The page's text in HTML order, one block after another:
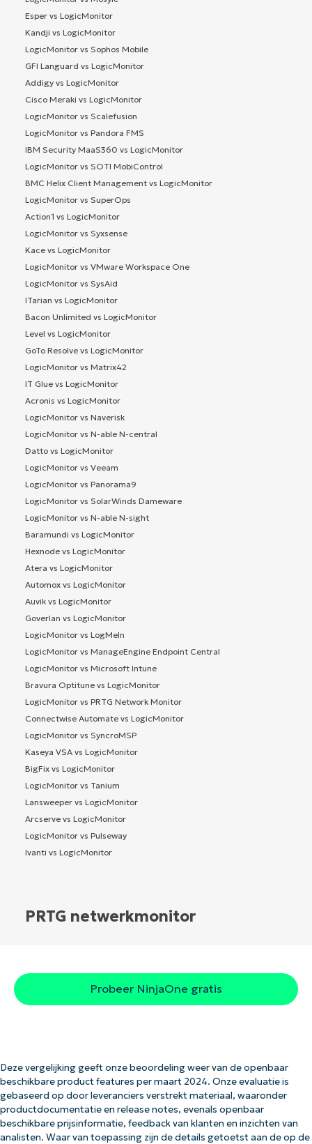
Esper vs LogicMonitor
Kandji vs LogicMonitor
LogicMonitor vs Sophos Mobile
GFI Languard vs LogicMonitor
Addigy vs LogicMonitor
Cisco Meraki vs LogicMonitor
LogicMonitor vs Scalefusion
LogicMonitor vs Pandora FMS
IBM Security MaaS360 vs LogicMonitor
LogicMonitor vs SOTI MobiControl
BMC Helix Client Management vs LogicMonitor
LogicMonitor vs SuperOps
Action1 vs LogicMonitor
LogicMonitor vs Syxsense
Kace vs LogicMonitor
LogicMonitor vs VMware Workspace One
LogicMonitor vs SysAid
ITarian vs LogicMonitor
Bacon Unlimited vs LogicMonitor
Level vs LogicMonitor
GoTo Resolve vs LogicMonitor
LogicMonitor vs Matrix42
IT Glue vs LogicMonitor
Acronis vs LogicMonitor
LogicMonitor vs Naverisk
LogicMonitor vs N-able N-central
Datto vs LogicMonitor
LogicMonitor vs Veeam
LogicMonitor vs Panorama9
LogicMonitor vs SolarWinds Dameware
LogicMonitor vs N-able N-sight
Baramundi vs LogicMonitor
Hexnode vs LogicMonitor
Atera vs LogicMonitor
Automox vs LogicMonitor
Auvik vs LogicMonitor
Goverlan vs LogicMonitor
LogicMonitor vs LogMeIn
LogicMonitor vs ManageEngine Endpoint Central
LogicMonitor vs Microsoft Intune
Bravura Optitune vs LogicMonitor
LogicMonitor vs PRTG Network Monitor
Connectwise Automate vs LogicMonitor
LogicMonitor vs SyncroMSP
Kaseya VSA vs LogicMonitor
BigFix vs LogicMonitor
LogicMonitor vs Tanium
Lansweeper vs LogicMonitor
Arcserve vs LogicMonitor
LogicMonitor vs Pulseway
Ivanti vs LogicMonitor
PRTG netwerkmonitor
Probeer NinjaOne gratis
Deze vergelijking geeft onze beoordeling weer van de openbaar
beschikbare product features per maart 2024. Onze evaluatie is
gebaseerd op door leveranciers verstrekt materiaal, waaronder
productdocumentatie en release notes, evenals openbaar
beschikbare prijsinformatie, feedback van klanten en inzichten van
analisten. Waar van toepassing zijn de details getoetst aan de op de